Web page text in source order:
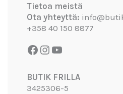
Tietoa meistä
Ota yhteyttä:
+358 40 150 8877
BUTIK FRILLA
3425306-5